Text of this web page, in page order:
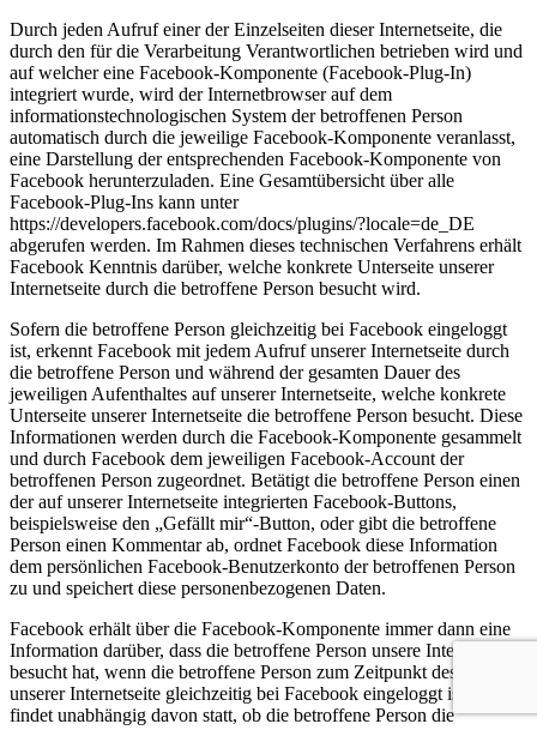
Durch jeden Aufruf einer der Einzelseiten dieser Internetseite, die
durch den für die Verarbeitung Verantwortlichen betrieben wird und
auf welcher eine Facebook-Komponente (Facebook-Plug-In)
integriert wurde, wird der Internetbrowser auf dem
informationstechnologischen System der betroffenen Person
automatisch durch die jeweilige Facebook-Komponente veranlasst,
eine Darstellung der entsprechenden Facebook-Komponente von
Facebook herunterzuladen. Eine Gesamtübersicht über alle
Facebook-Plug-Ins kann unter
https://developers.facebook.com/docs/plugins/?locale=de_DE
abgerufen werden. Im Rahmen dieses technischen Verfahrens erhält
Facebook Kenntnis darüber, welche konkrete Unterseite unserer
Internetseite durch die betroffene Person besucht wird.
Sofern die betroffene Person gleichzeitig bei Facebook eingeloggt
ist, erkennt Facebook mit jedem Aufruf unserer Internetseite durch
die betroffene Person und während der gesamten Dauer des
jeweiligen Aufenthaltes auf unserer Internetseite, welche konkrete
Unterseite unserer Internetseite die betroffene Person besucht. Diese
Informationen werden durch die Facebook-Komponente gesammelt
und durch Facebook dem jeweiligen Facebook-Account der
betroffenen Person zugeordnet. Betätigt die betroffene Person einen
der auf unserer Internetseite integrierten Facebook-Buttons,
beispielsweise den „Gefällt mir“-Button, oder gibt die betroffene
Person einen Kommentar ab, ordnet Facebook diese Information
dem persönlichen Facebook-Benutzerkonto der betroffenen Person
zu und speichert diese personenbezogenen Daten.
Facebook erhält über die Facebook-Komponente immer dann eine
Information darüber, dass die betroffene Person unsere Internetseite
besucht hat, wenn die betroffene Person zum Zeitpunkt des Aufrufs
unserer Internetseite gleichzeitig bei Facebook eingeloggt ist; dies
findet unabhängig davon statt, ob die betroffene Person die